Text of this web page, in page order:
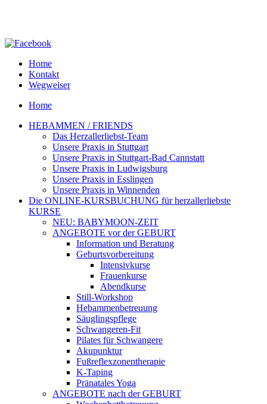
Home
Kontakt
Wegweiser
Home
HEBAMMEN / FRIENDS
Das Herzallerliebst-Team
Unsere Praxis in Stuttgart
Unsere Praxis in Stuttgart-Bad Cannstatt
Unsere Praxis in Ludwigsburg
Unsere Praxis in Esslingen
Unsere Praxis in Winnenden
Die ONLINE-KURSBUCHUNG für herzallerliebste
KURSE
NEU: BABYMOON-ZEIT
ANGEBOTE vor der GEBURT
Information und Beratung
Geburtsvorbereitung
Intensivkurse
Frauenkurse
Abendkurse
Still-Workshop
Hebammenbetreuung
Säuglingspflege
Schwangeren-Fit
Pilates für Schwangere
Akupunktur
Fußreflexzonentherapie
K-Taping
Pränatales Yoga
ANGEBOTE nach der GEBURT